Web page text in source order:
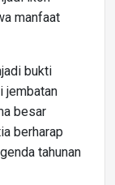
manfaat
bukti
jembatan
besar
berharap
tahunan